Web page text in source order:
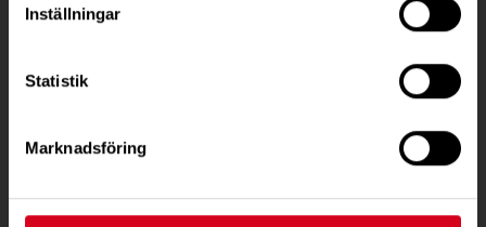
Inställningar
Statistik
Marknadsföring
KONTAKT
Besöksadress:
Box 4086